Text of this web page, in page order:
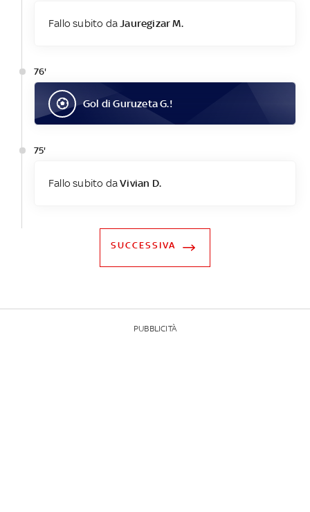
Fallo subito da Jauregizar M.
76'
Gol diGuruzeta G.!
75'
Fallo subito daVivian D.
SUCCESSIVA
PUBBLICITÀ